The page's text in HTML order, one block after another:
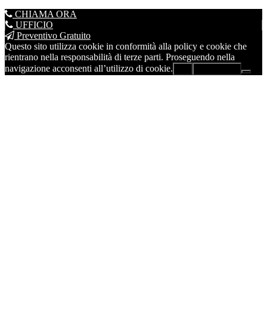
CHIAMA ORA
UFFICIO
Preventivo Gratuito
Questo sito utilizza cookie in conformità alla policy e cookie che
rientrano nella responsabilità di terze parti. Proseguendo nella
navigazione acconsenti all’utilizzo di cookie.